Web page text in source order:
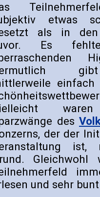
etwas
als in
Es
des
der der
Gleichwohl
und sehr